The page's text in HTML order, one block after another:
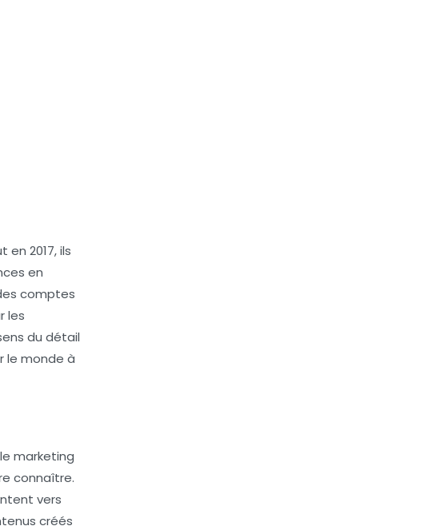
2017, ils
en
comptes
les
du détail
le monde à
marketing
connaître.
vers
créés